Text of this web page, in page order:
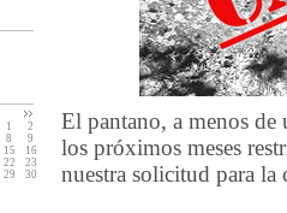
1
2
8
9
15
16
22
23
29
30
El pantano, a menos de
los próximos meses
nuestra solicitud para la